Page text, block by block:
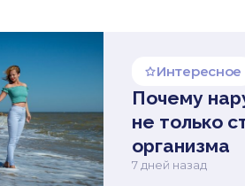
Интересное
Почему
не только
организма
7 дней назад